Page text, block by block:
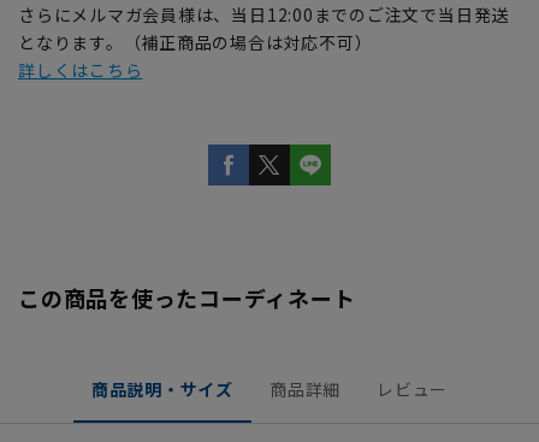
さらにメルマガ会員様は、当日12:00までのご注文で当日発送
となります。（補正商品の場合は対応不可）
詳しくはこちら
この商品を使ったコーディネート
商品説明・サイズ 商品詳細 レビュー